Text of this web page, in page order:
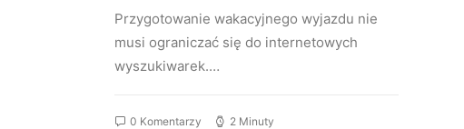
Przygotowanie wakacyjnego wyjazdu nie
musi ograniczać się do internetowych
wyszukiwarek.…
0 Komentarzy 2 Minuty